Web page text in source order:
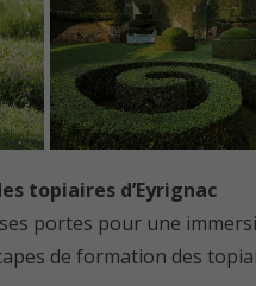
topiaires d’Eyrignac
portes pour une
de formation des